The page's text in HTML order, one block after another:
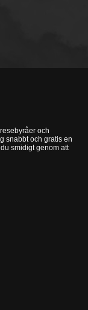
och
snabbt och gratis en
smidigt genom att